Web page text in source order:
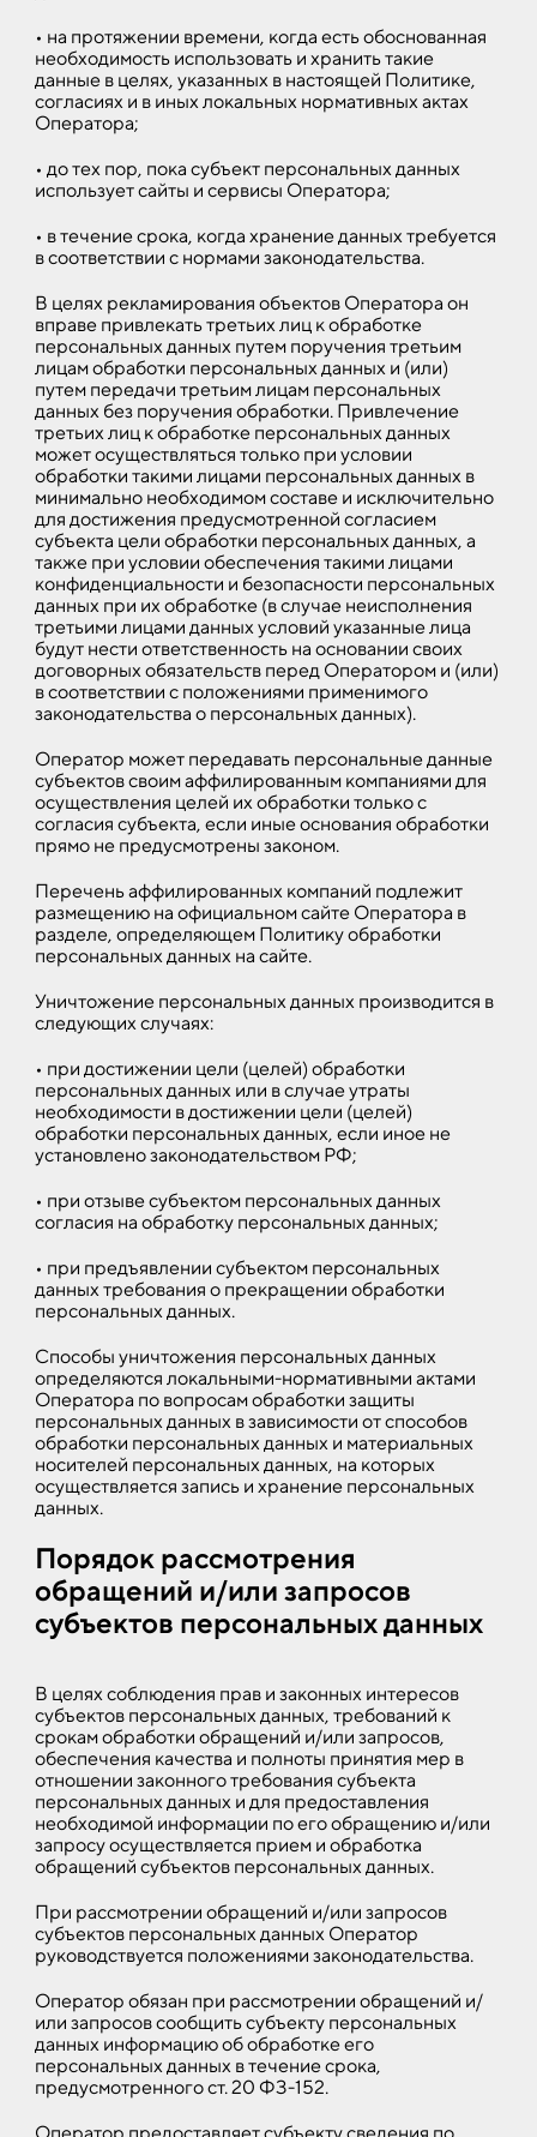
• на протяжении времени, когда есть обоснованная
необходимость использовать и хранить такие
данные в целях, указанных в настоящей Политике,
согласиях и в иных локальных нормативных актах
Оператора;
• до тех пор, пока субъект персональных данных
использует сайты и сервисы Оператора;
• в течение срока, когда хранение данных требуется
в соответствии с нормами законодательства.
В целях рекламирования объектов Оператора он
вправе привлекать третьих лиц к обработке
персональных данных путем поручения третьим
лицам обработки персональных данных и (или)
путем передачи третьим лицам персональных
данных без поручения обработки. Привлечение
третьих лиц к обработке персональных данных
может осуществляться только при условии
обработки такими лицами персональных данных в
минимально необходимом составе и исключительно
для достижения предусмотренной согласием
субъекта цели обработки персональных данных, а
также при условии обеспечения такими лицами
конфиденциальности и безопасности персональных
данных при их обработке (в случае неисполнения
третьими лицами данных условий указанные лица
будут нести ответственность на основании своих
договорных обязательств перед Оператором и (или)
в соответствии с положениями применимого
законодательства о персональных данных).
Оператор может передавать персональные данные
субъектов своим аффилированным компаниями для
осуществления целей их обработки только с
согласия субъекта, если иные основания обработки
прямо не предусмотрены законом.
Перечень аффилированных компаний подлежит
размещению на официальном сайте Оператора в
разделе, определяющем Политику обработки
персональных данных на сайте.
Уничтожение персональных данных производится в
следующих случаях:
• при достижении цели (целей) обработки
персональных данных или в случае утраты
необходимости в достижении цели (целей)
обработки персональных данных, если иное не
установлено законодательством РФ;
• при отзыве субъектом персональных данных
согласия на обработку персональных данных;
• при предъявлении субъектом персональных
данных требования о прекращении обработки
персональных данных.
Способы уничтожения персональных данных
определяются локальными-нормативными актами
Оператора по вопросам обработки защиты
персональных данных в зависимости от способов
обработки персональных данных и материальных
носителей персональных данных, на которых
осуществляется запись и хранение персональных
данных.
Порядок рассмотрения
обращений и/или запросов
субъектов персональных данных
В целях соблюдения прав и законных интересов
субъектов персональных данных, требований к
срокам обработки обращений и/или запросов,
обеспечения качества и полноты принятия мер в
отношении законного требования субъекта
персональных данных и для предоставления
необходимой информации по его обращению и/или
запросу осуществляется прием и обработка
обращений субъектов персональных данных.
При рассмотрении обращений и/или запросов
субъектов персональных данных Оператор
руководствуется положениями законодательства.
Оператор обязан при рассмотрении обращений и/
или запросов сообщить субъекту персональных
данных информацию об обработке его
персональных данных в течение срока,
предусмотренного ст. 20 ФЗ-152.